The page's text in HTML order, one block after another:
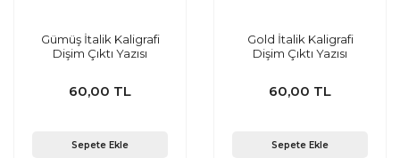
Gümüş İtalik Kaligrafi
Dişim Çıktı Yazısı
60,00 TL
Sepete Ekle
Gold İtalik Kaligrafi
Dişim Çıktı Yazısı
60,00 TL
Sepete Ekle